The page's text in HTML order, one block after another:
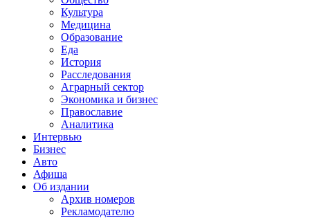
Культура
Медицина
Образование
Еда
История
Расследования
Аграрный сектор
Экономика и бизнес
Православие
Аналитика
Интервью
Бизнес
Авто
Афиша
Об издании
Архив номеров
Рекламодателю